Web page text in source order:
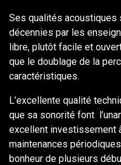
Ses qualités acoustiques
décennies par les
libre, plutôt facile et
que le doublage de la
caractéristiques.
L’excellente qualité
que sa sonorité font
excellent investissement
maintenances
bonheur de plusieurs